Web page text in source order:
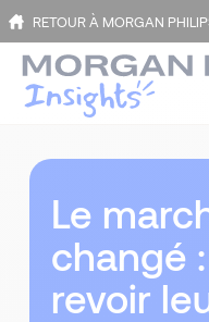
RETOUR À MORGAN
Le
changé
revoir